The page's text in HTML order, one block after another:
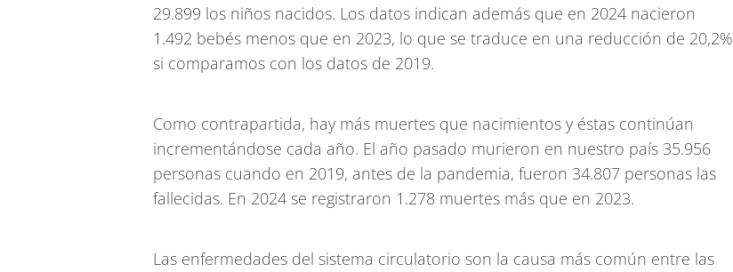
29.899 los niños nacidos. Los datos indican además que en 2024 nacieron
1.492 bebés menos que en 2023, lo que se traduce en una reducción de 20,2%
si comparamos con los datos de 2019.
Como contrapartida, hay más muertes que nacimientos y éstas continúan
incrementándose cada año. El año pasado murieron en nuestro país 35.956
personas cuando en 2019, antes de la pandemia, fueron 34.807 personas las
fallecidas. En 2024 se registraron 1.278 muertes más que en 2023.
Las enfermedades del sistema circulatorio son la causa más común entre las